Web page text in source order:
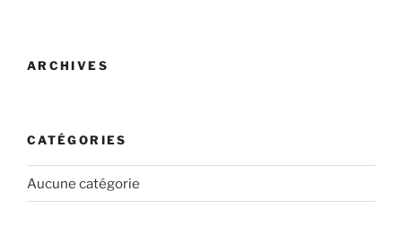
ARCHIVES
CATÉGORIES
Aucune catégorie